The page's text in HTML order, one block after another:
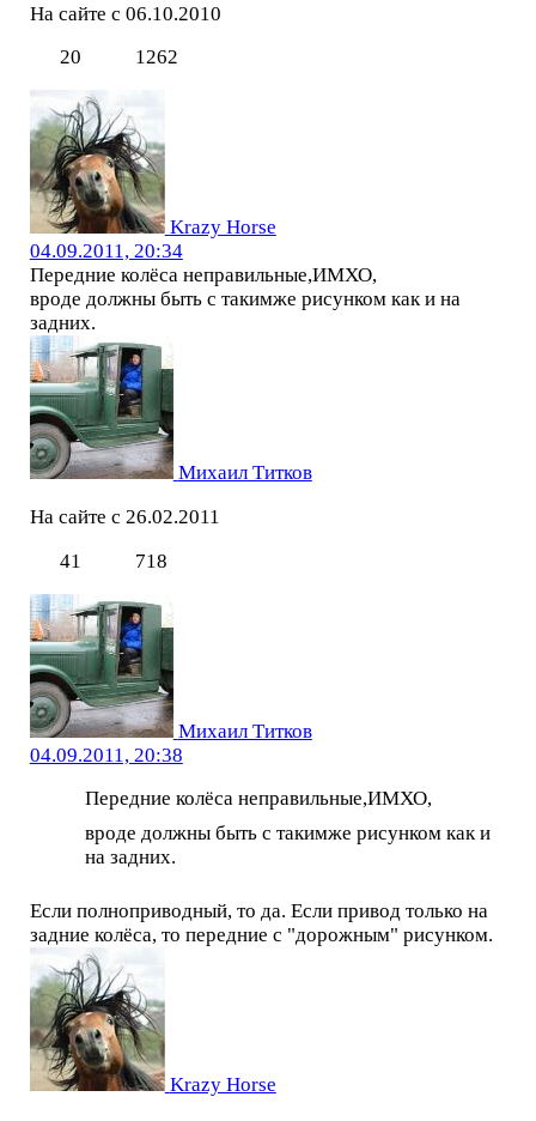
На сайте с 06.10.2010
20
1262
Krazy Horse
04.09.2011, 20:34
Передние колёса неправильные,ИМХО,
вроде должны быть с такимже рисунком как и на
задних.
Михаил Титков
На сайте с 26.02.2011
41
718
Михаил Титков
04.09.2011, 20:38
Передние колёса неправильные,ИМХО,
вроде должны быть с такимже рисунком как и
на задних.
Если полноприводный, то да. Если привод только на
задние колёса, то передние с "дорожным" рисунком.
Krazy Horse